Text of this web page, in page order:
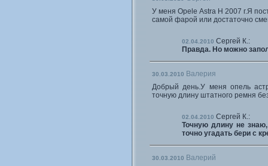
У меня Opele Astra H 2007 г.Я
самой фарой или достаточно
02.04.2010 Сергей К.:
Правда. Но можно
30.03.2010 Валерия
Добрый день.У меня опель
точную длину штатного ремня
02.04.2010 Сергей К.:
Точную длину не
точно угадать бери с
30.03.2010 Валерий